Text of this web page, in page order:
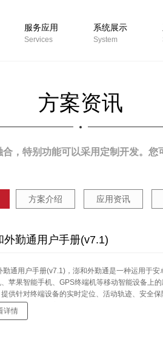
服务应用
Services
系统展示
System
方案资讯
，特别功能可以采用定制开发。您
方案介绍 应用资讯
外勤通用户手册(v7.1)
勤通用户手册(v7.1)，澎和外勤通是一种运用于安
苹果智能手机、GPS终端机等移动智能设备上的
供针对终端设备的实时定位、活动轨迹、安全保
等相关服务。主要功能：实时定位（手机定位、
轨迹查询、电子围栏、考勤系统（远程考勤、客
详情